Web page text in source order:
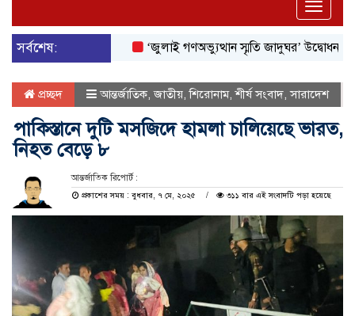
Toggle
সর্বশেষ:
‘জুলাই গণঅভ্যুত্থান স্মৃতি জাদুঘর’ উদ্বোধন করলেন
প্রচ্ছদ আন্তর্জাতিক,জাতীয়,শিরোনাম,শীর্ষ সংবাদ,সারাদেশ
পাকিস্তানে দুটি মসজিদে হামলা চালিয়েছে ভারত,
নিহত বেড়ে ৮
আন্তর্জাতিক রিপোর্ট :
প্রকাশের সময় : বুধবার, ৭ মে, ২০২৫
৩১১ বার এই সংবাদটি পড়া হয়েছে